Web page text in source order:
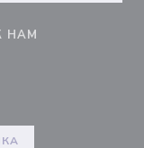
НАМ
в новом
((открывается в